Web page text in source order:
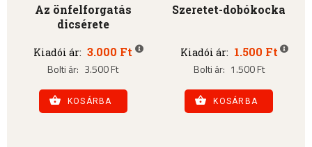
Az önfelforgatás
dicsérete
Kiadói ár: 3.000 Ft
Bolti ár: 3.500 Ft
KOSÁRBA
Szeretet-dobókocka
Kiadói ár: 1.500 Ft
Bolti ár: 1.500 Ft
KOSÁRBA